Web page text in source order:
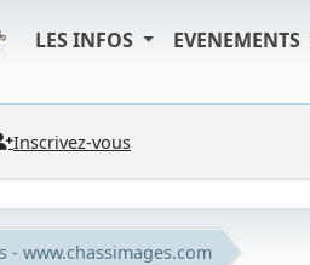
LES INFOS EVENEMENTS
Inscrivez-vous
- www.chassimages.com